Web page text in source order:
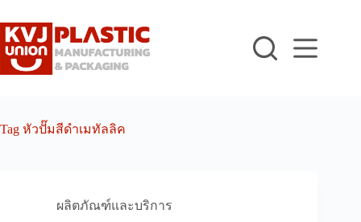
to
content
Tag หัวปั๊มสีดำเมทัลลิค
ผลิตภัณฑ์และบริการ